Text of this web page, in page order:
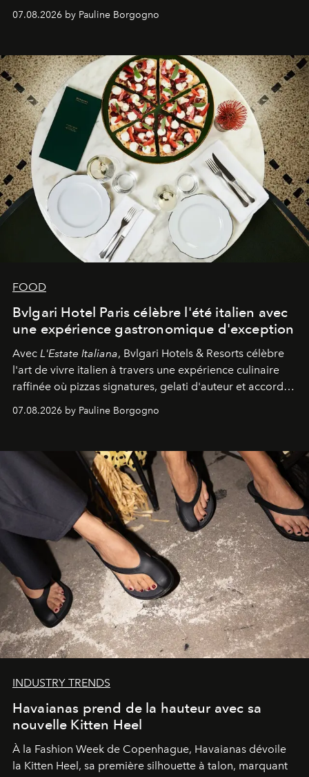
expertise se rencontrent.
07.08.2026 by Pauline Borgogno
FOOD
Bvlgari Hotel Paris célèbre l'été italien avec
une expérience gastronomique d'exception
Avec L'Estate Italiana, Bvlgari Hotels & Resorts célèbre
l'art de vivre italien à travers une expérience culinaire
raffinée où pizzas signatures, gelati d'auteur et accords
d'exception composent un véritable voyage sensoriel.
07.08.2026 by Pauline Borgogno
INDUSTRY TRENDS
Havaianas prend de la hauteur avec sa
nouvelle Kitten Heel
À la Fashion Week de Copenhague, Havaianas dévoile
la Kitten Heel, sa première silhouette à talon, marquant